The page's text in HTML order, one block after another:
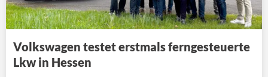
Volkswagen testet erstmals ferngesteuerte
Lkw in Hessen